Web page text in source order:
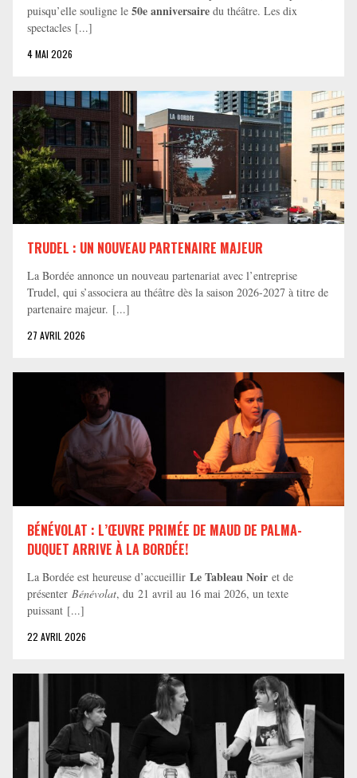
puisqu’elle souligne le 50e anniversaire du théâtre. Les dix
spectacles [...]
4 MAI 2026
TRUDEL : UN NOUVEAU PARTENAIRE MAJEUR
La Bordée annonce un nouveau partenariat avec l’entreprise
Trudel, qui s’associera au théâtre dès la saison 2026-2027 à titre de
partenaire majeur. [...]
27 AVRIL 2026
BÉNÉVOLAT : L’ŒUVRE PRIMÉE DE MAUD DE PALMA-
DUQUET ARRIVE À LA BORDÉE!
La Bordée est heureuse d’accueillir Le Tableau Noir et de
présenter Bénévolat, du 21 avril au 16 mai 2026, un texte
puissant [...]
22 AVRIL 2026